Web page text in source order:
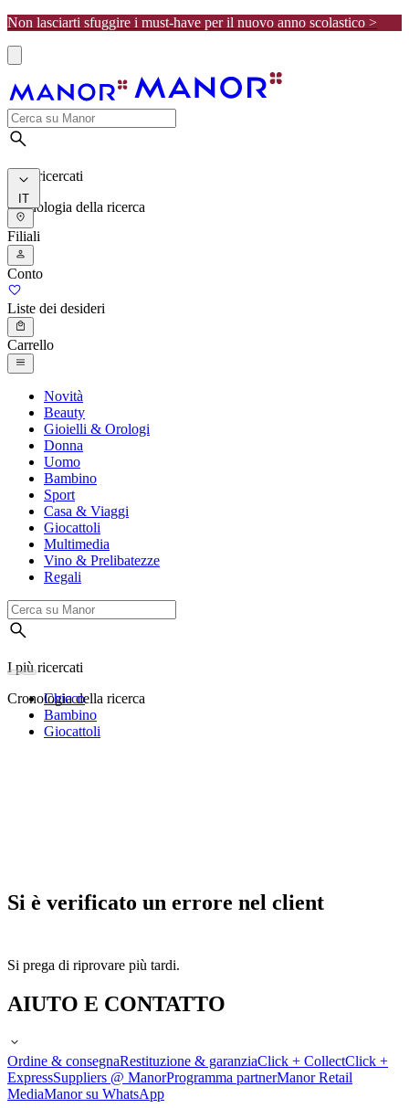
Non lasciarti sfuggire i must-have per il nuovo anno scolastico >
I più ricercati
Cronologia della ricerca
IT
Filiali
Conto
Liste dei desideri
Carrello
Novità
Beauty
Gioielli & Orologi
Donna
Uomo
Bambino
Sport
Casa & Viaggi
Giocattoli
Multimedia
Vino & Prelibatezze
Regali
I più ricercati
Cronologia della ricerca
Chicco
Bambino
Giocattoli
Si è verificato un errore nel client
Si prega di riprovare più tardi.
AIUTO E CONTATTO
Ordine & consegnaRestituzione & garanziaClick + CollectClick +
ExpressSuppliers @ ManorProgramma partnerManor Retail
MediaManor su WhatsApp